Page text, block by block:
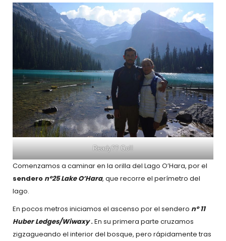
Ready?? Go!!
Comenzamos a caminar en la orilla del Lago O’Hara, por el
sendero nº25 Lake O’Hara, que recorre el perímetro del
lago.
En pocos metros iniciamos el ascenso por el sendero nº 11
Huber Ledges/Wiwaxy.En su primera parte cruzamos
zigzagueando el interior del bosque, pero rápidamente tras